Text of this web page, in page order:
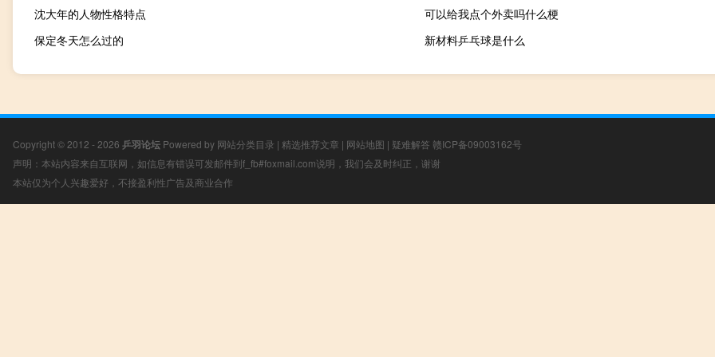
沈大年的人物性格特点
可以给我点个外卖吗什么梗
保定冬天怎么过的
新材料乒乓球是什么
Copyright © 2012 - 2026 乒羽论坛 Powered by 网站分类目录 | 精选推荐文章 | 网站地图 | 疑难解答 赣ICP备09003162号
声明：本站内容来自互联网，如信息有错误可发邮件到f_fb#foxmail.com说明，我们会及时纠正，谢谢
本站仅为个人兴趣爱好，不接盈利性广告及商业合作